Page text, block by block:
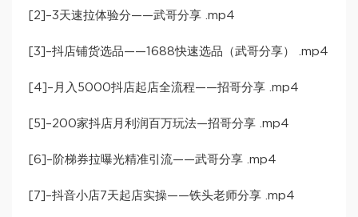
[2]–3天速拉体验分——武哥分享 .mp4
[3]–抖店铺货选品——1688快速选品（武哥分享） .mp4
[4]–月入5000抖店起店全流程——招哥分享 .mp4
[5]–200家抖店月利润百万玩法—招哥分享 .mp4
[6]–阶梯券拉曝光精准引流——武哥分享 .mp4
[7]–抖音小店7天起店实操——铁头老师分享 .mp4